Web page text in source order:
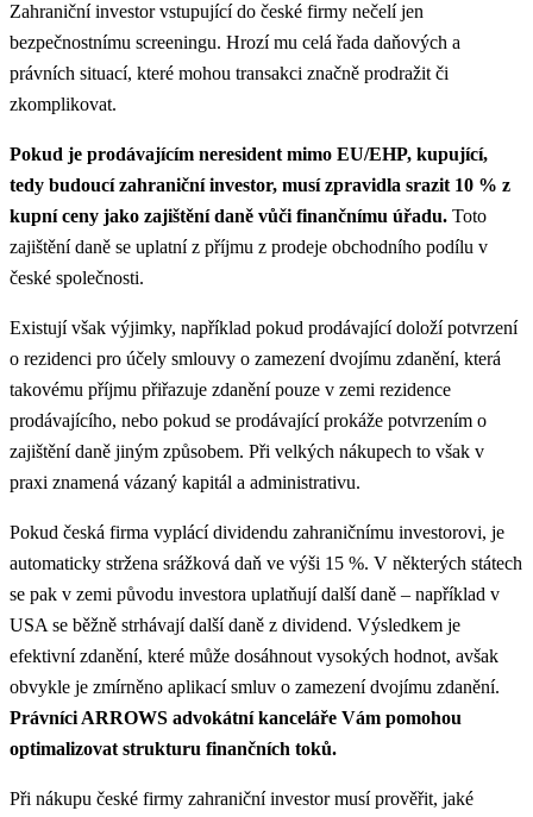
Zahraniční investor vstupující do české firmy nečelí jen
bezpečnostnímu screeningu. Hrozí mu celá řada daňových a
právních situací, které mohou transakci značně prodražit či
zkomplikovat.
Pokud je prodávajícím neresident mimo EU/EHP, kupující,
tedy budoucí zahraniční investor, musí zpravidla srazit 10 % z
kupní ceny jako zajištění daně vůči finančnímu úřadu. Toto
zajištění daně se uplatní z příjmu z prodeje obchodního podílu v
české společnosti.
Existují však výjimky, například pokud prodávající doloží potvrzení
o rezidenci pro účely smlouvy o zamezení dvojímu zdanění, která
takovému příjmu přiřazuje zdanění pouze v zemi rezidence
prodávajícího, nebo pokud se prodávající prokáže potvrzením o
zajištění daně jiným způsobem. Při velkých nákupech to však v
praxi znamená vázaný kapitál a administrativu.
Pokud česká firma vyplácí dividendu zahraničnímu investorovi, je
automaticky stržena srážková daň ve výši 15 %. V některých státech
se pak v zemi původu investora uplatňují další daně – například v
USA se běžně strhávají další daně z dividend. Výsledkem je
efektivní zdanění, které může dosáhnout vysokých hodnot, avšak
obvykle je zmírněno aplikací smluv o zamezení dvojímu zdanění.
Právníci ARROWS advokátní kanceláře Vám pomohou
optimalizovat strukturu finančních toků.
Při nákupu české firmy zahraniční investor musí prověřit, jaké